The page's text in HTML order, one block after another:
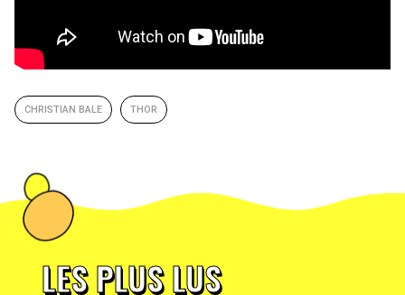
CHRISTIAN BALE THOR
LES PLUS LUS